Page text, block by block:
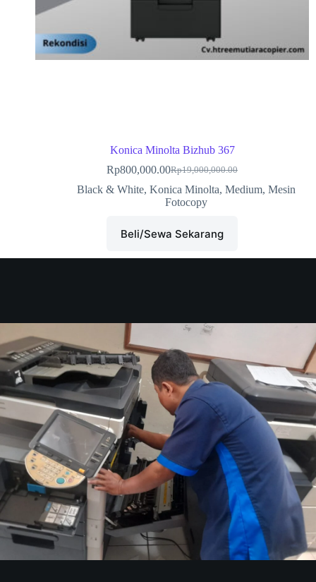
Konica Minolta Bizhub 367
Rp19,000,000.00
Rp800,000.00
Black & White, Konica Minolta, Medium, Mesin
Fotocopy
Beli/Sewa Sekarang